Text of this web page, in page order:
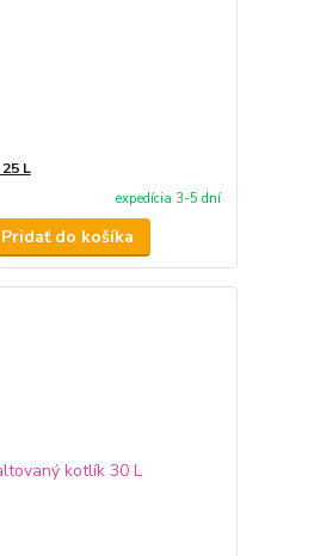
L
expedícia 3-5 dní
Pridať do košíka